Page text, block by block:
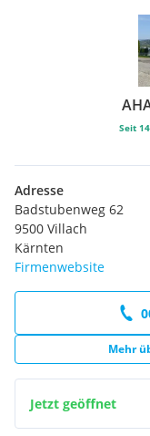
Seit 14
Adresse
Badstubenweg 62
9500 Villach
Kärnten
Firmenwebsite
Mehr
Jetzt geöffnet